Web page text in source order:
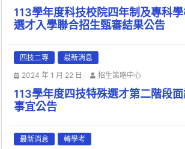
113學年度科技校院四年制及專科
選才入學聯合招生甄審結果公告
四技二專
最新消息
2024 年 1 月 22 日
招生策略中心
113學年度四技特殊選才第二階段
事宜公告
最新消息
轉學考